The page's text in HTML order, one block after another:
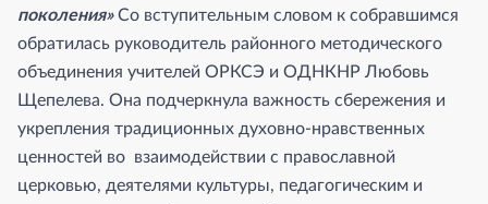
поколения»Со вступительным словом к собравшимся
обратилась руководитель районного методического
объединения учителей ОРКСЭ и ОДНКНР Любовь
Щепелева. Она подчеркнула важность сбережения и
укрепления традиционных духовно-нравственных
ценностей во взаимодействии с православной
церковью, деятелями культуры, педагогическим и